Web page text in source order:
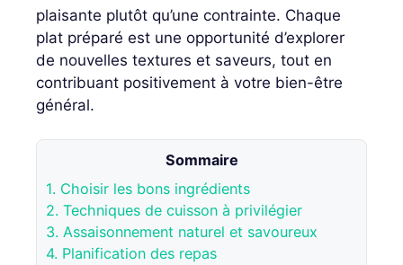
plaisante plutôt qu’une contrainte. Chaque
plat préparé est une opportunité d’explorer
de nouvelles textures et saveurs, tout en
contribuant positivement à votre bien-être
général.
Sommaire
1. Choisir les bons ingrédients
2. Techniques de cuisson à privilégier
3. Assaisonnement naturel et savoureux
4. Planification des repas